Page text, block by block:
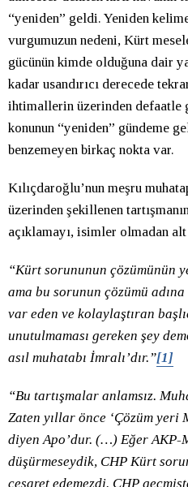
“yeniden” geldi. Yeniden
vurgumuzun nedeni, Kürt
gücünün kimde olduğuna dair
kadar usandırıcı derecede
ihtimallerin üzerinden defaatle
konunun “yeniden” gündeme
benzemeyen birkaç nokta var.
Kılıçdaroğlu’nun meşru
üzerinden şekillenen
açıklamayı, isimler olmadan
“Kürt sorununun çözümünün
ama bu sorunun çözümü
var eden ve kolaylaştıran
unutulmaması gereken şey
asıl muhatabı İmralı’dır.”[1]
“Bu tartışmalar anlamsız.
Zaten yıllar önce ‘Çözüm yeri
diyen Apo’dur. (…) Eğer AKP-
düşürmeseydik, CHP Kürt
cesaret edemezdi. CHP